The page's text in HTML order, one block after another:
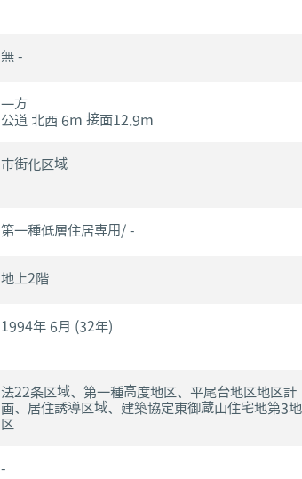
無 -
一方
公道 北西 6m 接面12.9m
市街化区域
第一種低層住居専用/ -
地上2階
1994年 6月 (32年)
法22条区域、第一種高度地区、平尾台地区地区計
画、居住誘導区域、建築協定東御蔵山住宅地第3地
区
-